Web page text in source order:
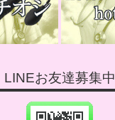
LINEお友達募集中